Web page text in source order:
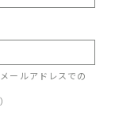
ールアドレスでの